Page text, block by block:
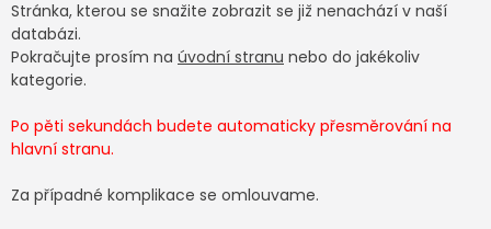
Stránka, kterou se snažite zobrazit se již nenachází v naší
databázi.
Pokračujte prosím na úvodní stranu nebo do jakékoliv
kategorie.
Po pěti sekundách budete automaticky přesměrování na
hlavní stranu.
Za případné komplikace se omlouvame.